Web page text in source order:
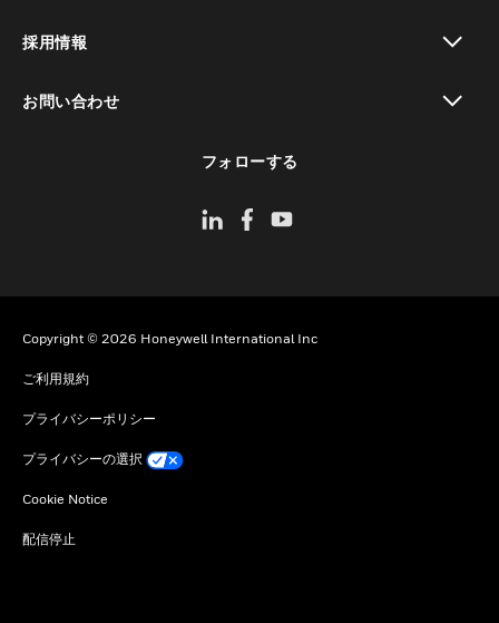
採用情報
お問い合わせ
フォローする
Copyright © 2026 Honeywell International Inc
ご利用規約
プライバシーポリシー
プライバシーの選択
Cookie Notice
配信停止